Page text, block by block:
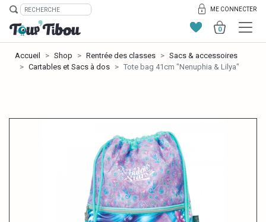
ME CONNECTER
0
Accueil Shop Rentrée des classes
Sacs & accessoires
Cartables et Sacs à dos
Tote bag 41cm "Nenuphia & Lilya"